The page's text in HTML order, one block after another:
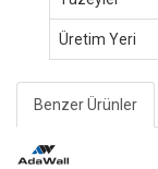
Üretim Yeri
Benzer Ürünler